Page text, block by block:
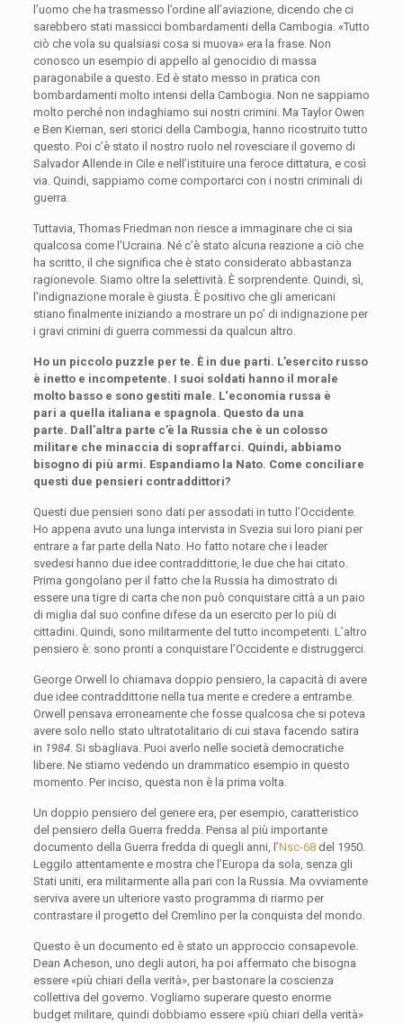
l’uomo che ha trasmesso l’ordine all’aviazione, dicendo che ci
sarebbero stati massicci bombardamenti della Cambogia. «Tutto
ciò che vola su qualsiasi cosa si muova» era la frase. Non
conosco un esempio di appello al genocidio di massa
paragonabile a questo. Ed è stato messo in pratica con
bombardamenti molto intensi della Cambogia. Non ne sappiamo
molto perché non indaghiamo sui nostri crimini. Ma Taylor Owen
e Ben Kiernan, seri storici della Cambogia, hanno ricostruito tutto
questo. Poi c’è stato il nostro ruolo nel rovesciare il governo di
Salvador Allende in Cile e nell’istituire una feroce dittatura, e così
via. Quindi, sappiamo come comportarci con i nostri criminali di
guerra.
Tuttavia, Thomas Friedman non riesce a immaginare che ci sia
qualcosa come l’Ucraina. Né c’è stato alcuna reazione a ciò che
ha scritto, il che significa che è stato considerato abbastanza
ragionevole. Siamo oltre la selettività. È sorprendente. Quindi, sì,
l’indignazione morale è giusta. È positivo che gli americani
stiano finalmente iniziando a mostrare un po’ di indignazione per
i gravi crimini di guerra commessi da qualcun altro.
Ho un piccolo puzzle per te. È in due parti. L’esercito russo
è inetto e incompetente. I suoi soldati hanno il morale
molto basso e sono gestiti male. L‘economia russa è
pari a quella italiana e spagnola. Questo da una
parte. Dall’altra parte c’è la Russia che è un colosso
militare che minaccia di sopraffarci. Quindi, abbiamo
bisogno di più armi. Espandiamo la Nato. Come conciliare
questi due pensieri contraddittori?
Questi due pensieri sono dati per assodati in tutto l’Occidente.
Ho appena avuto una lunga intervista in Svezia sui loro piani per
entrare a far parte della Nato. Ho fatto notare che i leader
svedesi hanno due idee contraddittorie, le due che hai citato.
Prima gongolano per il fatto che la Russia ha dimostrato di
essere una tigre di carta che non può conquistare città a un paio
di miglia dal suo confine difese da un esercito per lo più di
cittadini. Quindi, sono militarmente del tutto incompetenti. L’altro
pensiero è: sono pronti a conquistare l’Occidente e distruggerci.
George Orwell lo chiamava doppio pensiero, la capacità di avere
due idee contraddittorie nella tua mente e credere a entrambe.
Orwell pensava erroneamente che fosse qualcosa che si poteva
avere solo nello stato ultratotalitario di cui stava facendo satira
in 1984. Si sbagliava. Puoi averlo nelle società democratiche
libere. Ne stiamo vedendo un drammatico esempio in questo
momento. Per inciso, questa non è la prima volta.
Un doppio pensiero del genere era, per esempio, caratteristico
del pensiero della Guerra fredda. Pensa al più importante
documento della Guerra fredda di quegli anni, l’Nsc-68del 1950.
Leggilo attentamente e mostra che l’Europa da sola, senza gli
Stati uniti, era militarmente alla pari con la Russia. Ma ovviamente
serviva avere un ulteriore vasto programma di riarmo per
contrastare il progetto del Cremlino per la conquista del mondo.
Questo è un documento ed è stato un approccio consapevole.
Dean Acheson, uno degli autori, ha poi affermato che bisogna
essere «più chiari della verità», per bastonare la coscienza
collettiva del governo. Vogliamo superare questo enorme
budget militare, quindi dobbiamo essere «più chiari della verità»